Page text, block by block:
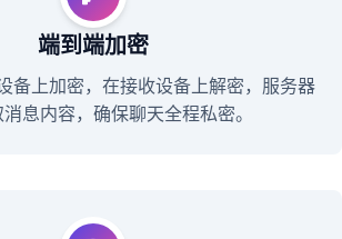
端到端加密
备上加密，在接收设备上解密，服务器
息内容，确保聊天全程私密。